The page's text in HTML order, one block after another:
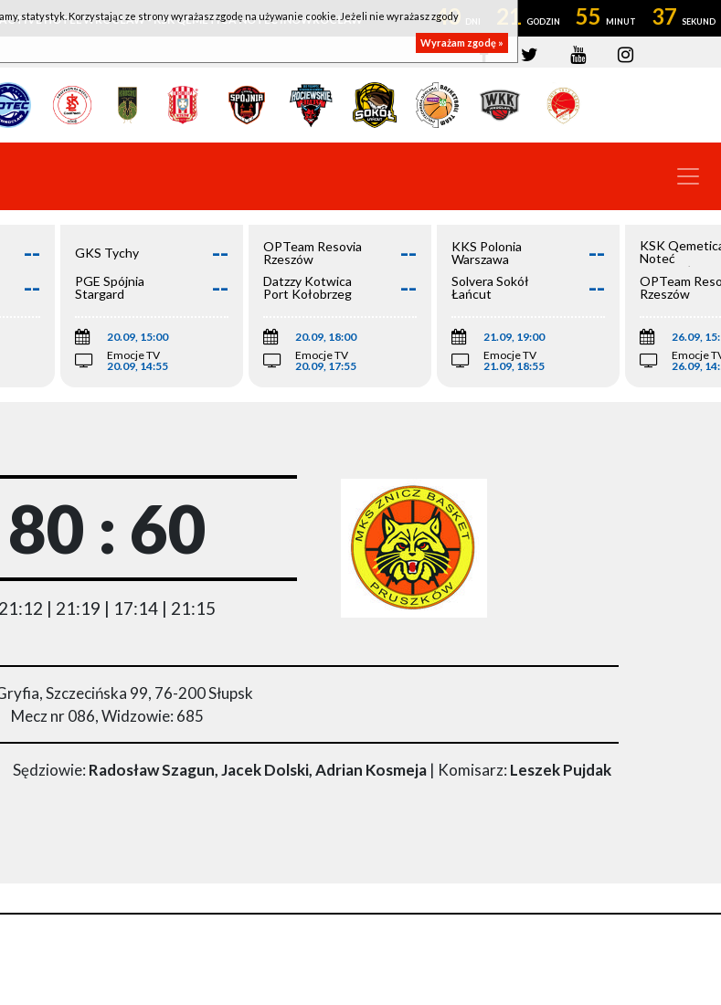
HOTEL WROCŁAW - KSK QEMETICA NOTEĆ INOWROCŁAW 40 21 55 36
--
--
GKS Tychy --
PGE Spójnia
Stargard
--
20.09, 15:00
Emocje TV
20.09, 14:55
OPTeam Resovia
Rzeszów
--
Datzzy Kotwica
Port Kołobrzeg
--
20.09, 18:00
Emocje TV
20.09, 17:55
KKS Polonia
Warszawa
--
Solvera Sokół
Łańcut
--
21.09, 19:00
Emocje TV
21.09, 18:55
KSK
Noteć
Inowrocław
OPTeam
Rzeszów
26.09,
Emocje
26.09,
80 : 60
21:12 | 21:19 | 17:14 | 21:15
Szczecińska 99, 76-200 Słupsk
Mecz nr 086, Widzowie: 685
Sędziowie: Radosław Szagun, Jacek Dolski, Adrian Kosmeja| Komisarz: Leszek Pujdak
statystyk. Korzystając ze strony wyrażasz zgodę na używanie cookie. Jeżeli nie wyrażasz zgody
Wyrażam zgodę »